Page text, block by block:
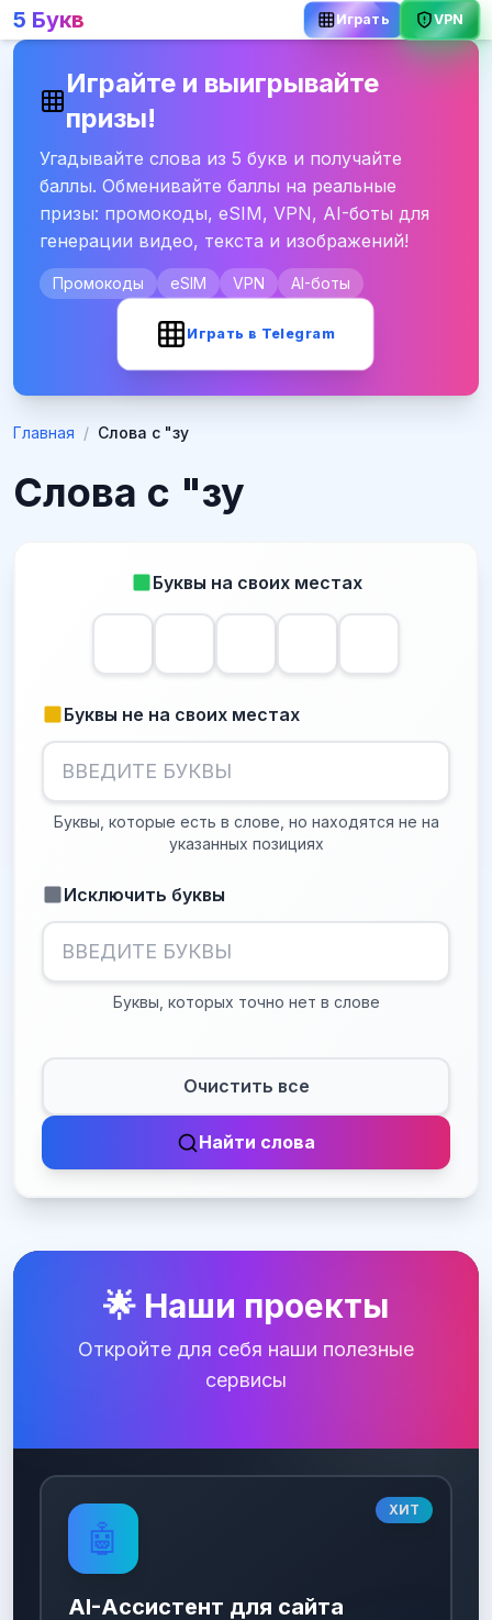
5 Букв Играть VPN
Играйте и выигрывайте
призы!
Угадывайте слова из 5 букв и получайте
баллы. Обменивайте баллы на реальные
призы: промокоды, eSIM, VPN, AI-боты для
генерации видео, текста и изображений!
Промокоды eSIM VPN AI-боты
Играть в Telegram
Главная / Слова с "зу
Слова с "зу
Буквы на своих местах
Буквы не на своих местах
Буквы, которые есть в слове, но находятся не на
указанных позициях
Исключить буквы
Буквы, которых точно нет в слове
Очистить все
Найти слова
🌟 Наши проекты
Откройте для себя наши полезные
сервисы
ХИТ
🤖
AI-Ассистент для сайта